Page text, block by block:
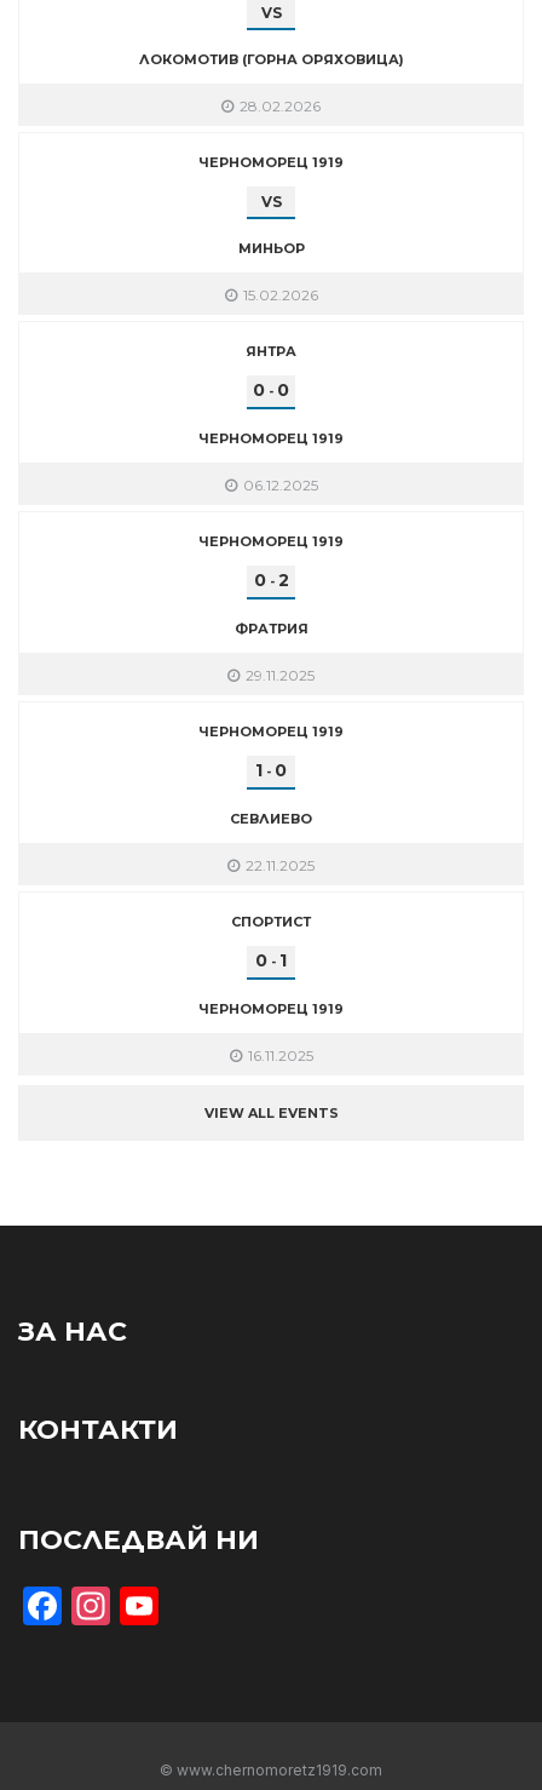
VS
ЛОКОМОТИВ (ГОРНА ОРЯХОВИЦА)
28.02.2026
ЧЕРНОМОРЕЦ 1919
VS
МИНЬОР
15.02.2026
ЯНТРА
0 - 0
ЧЕРНОМОРЕЦ 1919
06.12.2025
ЧЕРНОМОРЕЦ 1919
0- 2
ФРАТРИЯ
29.11.2025
ЧЕРНОМОРЕЦ 1919
1 - 0
СЕВЛИЕВО
22.11.2025
СПОРТИСТ
0 - 1
ЧЕРНОМОРЕЦ 1919
16.11.2025
VIEW ALL EVENTS
ЗА НАС
КОНТАКТИ
ПОСЛЕДВАЙ НИ
Facebook
Instagram
© www.chernomoretz1919.com